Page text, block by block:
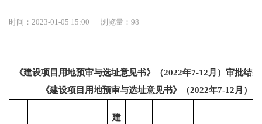
时间：2023-01-05 15:00 浏览量：98
《建设项目用地预审与选址意见书》（2022年7-12月）审批结
《建设项目用地预审与选址意见书》（2022年7-12月）
建